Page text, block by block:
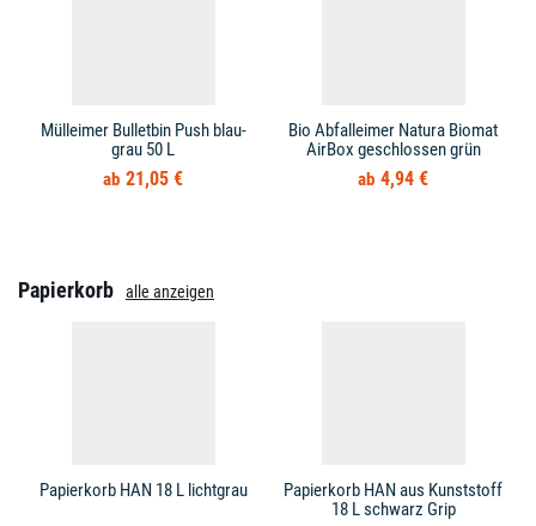
Mülleimer Bulletbin Push blau-
grau 50 L
21,05 €
Bio Abfalleimer Natura Biomat
AirBox geschlossen grün
4,94 €
Papierkorb alle anzeigen
Papierkorb HAN 18 L lichtgrau
Papierkorb HAN aus Kunststoff
18 L schwarz Grip